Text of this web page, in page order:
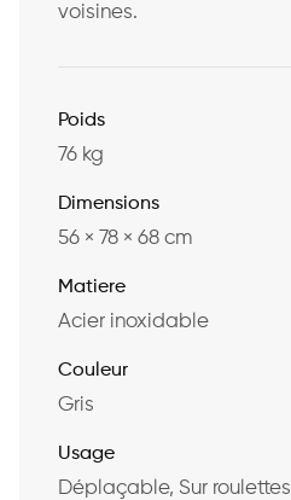
voisines.
Poids
76 kg
Dimensions
56 × 78 × 68 cm
Matiere
Acier inoxidable
Couleur
Gris
Usage
Déplaçable, Sur roulettes